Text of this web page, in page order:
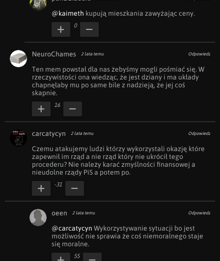
@kaimeth kupują mieszkania zawyżając ceny.
0
NeuroChames 2 lata temu Odpowiedz
Ten mem powstał dla nas żebyśmy mogli pośmiać się. W
rzeczywistości ona wiedząc, że jest dziany i ma układy
chapnęłaby mu po same bile z nadzieją, że jej coś
skapnie.
16
carcatycyn 2 lata temu Odpowiedz
Czemu atakujemy ludzi którzy wykorzystali okazję które
zapewnił im rząd a nie rząd który nie ukrócił tego
procederu? Nie należy karać zmyślności finansowej a
nieudolne rządy PiS a potem po.
-31
oeen 2 lata temu Odpowiedz
@carcatycyn Wykorzystywanie sytuacji bo jest
możliwość nie sprawia że coś niemoralnego staje
się moralne.
55